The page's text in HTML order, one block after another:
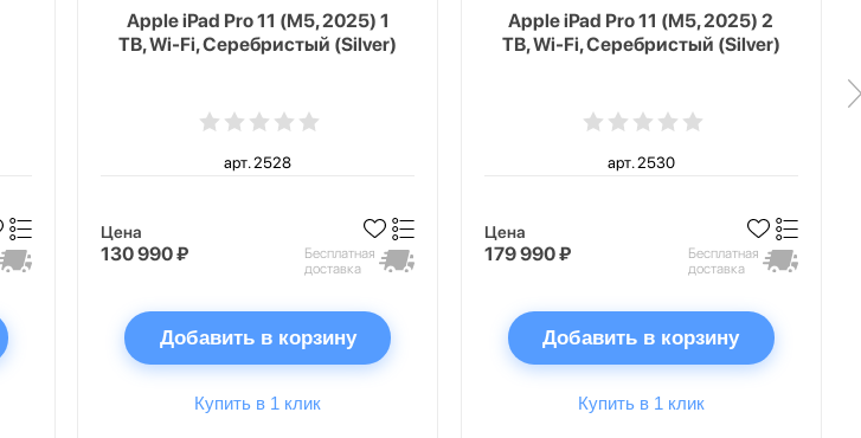
Apple iPad Pro 11 (M5, 2025) 1
TB, Wi-Fi, Серебристый (Silver)
арт. 2528
Цена
130 990 ₽
Бесплатная
доставка
Добавить в корзину
Купить в 1 клик
Apple iPad Pro 11 (M5, 2025) 2
TB, Wi-Fi, Серебристый (Silver)
арт. 2530
Цена
179 990 ₽
Бесплатная
доставка
Добавить в корзину
Купить в 1 клик